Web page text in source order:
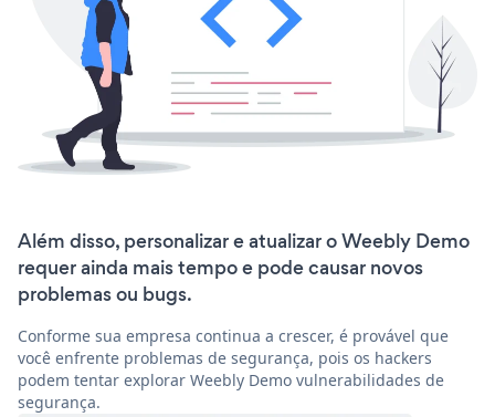
Além disso, personalizar e atualizar o Weebly Demo
requer ainda mais tempo e pode causar novos
problemas ou bugs.
Conforme sua empresa continua a crescer, é provável que
você enfrente problemas de segurança, pois os hackers
podem tentar explorar Weebly Demo vulnerabilidades de
segurança.